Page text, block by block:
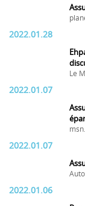
2022.01.28
Le
2022.01.07
2022.01.07
2022.01.06